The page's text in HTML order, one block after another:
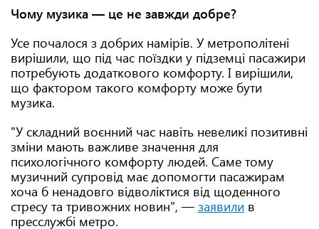
Чому музика — це не завжди добре?
Усе почалося з добрих намірів. У метрополітені
вирішили, що під час поїздки у підземці пасажири
потребують додаткового комфорту. І вирішили,
що фактором такого комфорту може бути
музика.
"У складний воєнний час навіть невеликі позитивні
зміни мають важливе значення для
психологічного комфорту людей. Саме тому
музичний супровід має допомогти пасажирам
хоча б ненадовго відволіктися від щоденного
стресу та тривожних новин", — заявили в
пресслужбі метро.